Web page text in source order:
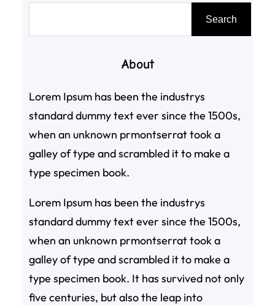
Search
About
Lorem Ipsum has been the industrys
standard dummy text ever since the 1500s,
when an unknown prmontserrat took a
galley of type and scrambled it to make a
type specimen book.
Lorem Ipsum has been the industrys
standard dummy text ever since the 1500s,
when an unknown prmontserrat took a
galley of type and scrambled it to make a
type specimen book. It has survived not only
five centuries, but also the leap into